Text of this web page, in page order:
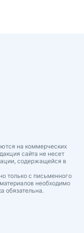
на коммерческих
сайта не несет
содержащейся в
только с письменного
необходимо
обязательна.